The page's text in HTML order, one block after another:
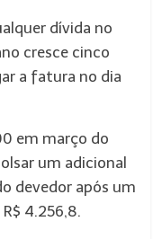
dívida no
cresce cinco
a fatura no dia
em março do
um adicional
devedor após um
4.256,8.